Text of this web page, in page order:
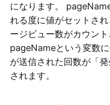
になります。
れる度に値がセットさ
ージビュー数がカウン
pageNameという変数
が送信された回数が「
されます。